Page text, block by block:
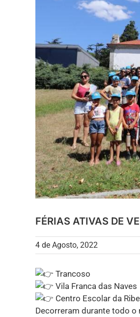
FÉRIAS ATIVAS DE
4 de Agosto, 2022
Trancoso
Vila Franca das Naves
Centro Escolar da
Decorreram durante todo o